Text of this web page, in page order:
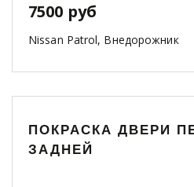
7500 руб
Nissan Patrol, Внедорожник
ПОКРАСКА ДВЕРИ
ЗАДНЕЙ